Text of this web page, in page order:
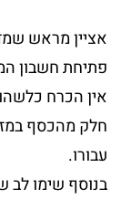
אציין מראש
פתיחת חשבון
אין הכרח
חלק מהכסף
עבורו.
בנוסף שימו לב